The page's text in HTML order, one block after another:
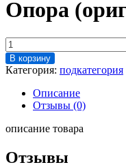
Опора
Количество
товара
Опора
(оригинал)
В корзину
Категория: подкатегория
Описание
Отзывы (0)
описание товара
Отзывы